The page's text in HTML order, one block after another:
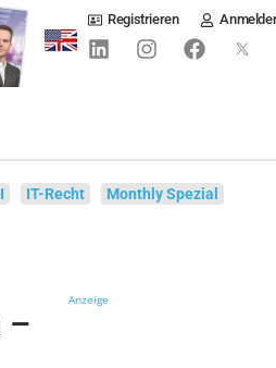
Registrieren
IT-Recht Monthly Spezial
–
Anzeige